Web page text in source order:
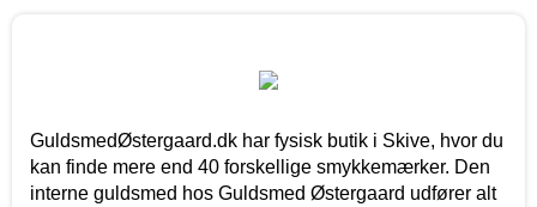
GuldsmedØstergaard.dk har fysisk butik i Skive, hvor du
kan finde mere end 40 forskellige smykkemærker. Den
interne guldsmed hos Guldsmed Østergaard udfører alt